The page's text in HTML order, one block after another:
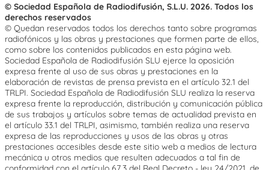
© Sociedad Española de Radiodifusión, S.L.U. 2026. Todos los
derechos reservados
© Quedan reservados todos los derechos tanto sobre programas
radiofónicos y las obras y prestaciones que formen parte de ellos,
como sobre los contenidos publicados en esta página web.
Sociedad Española de Radiodifusión SLU ejerce la oposición
expresa frente al uso de sus obras y prestaciones en la
elaboración de revistas de prensa prevista en el artículo 32.1 del
TRLPI. Sociedad Española de Radiodifusión SLU realiza la reserva
expresa frente la reproducción, distribución y comunicación pública
de sus trabajos y artículos sobre temas de actualidad prevista en
el artículo 33.1 del TRLPI, asimismo, también realiza una reserva
expresa de las reproducciones y usos de las obras y otras
prestaciones accesibles desde este sitio web a medios de lectura
mecánica u otros medios que resulten adecuados a tal fin de